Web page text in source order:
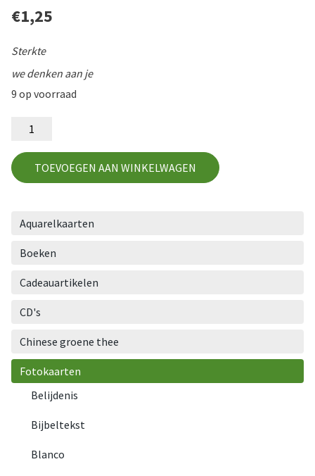
Aquarelkaarten
Boeken
Cadeauartikelen
CD's
Chinese groene thee
Fotokaarten
Belijdenis
Bijbeltekst
Blanco
€1,25
Sterkte
we denken aan je
9 op voorraad
ST16
aantal
TOEVOEGEN AAN WINKELWAGEN